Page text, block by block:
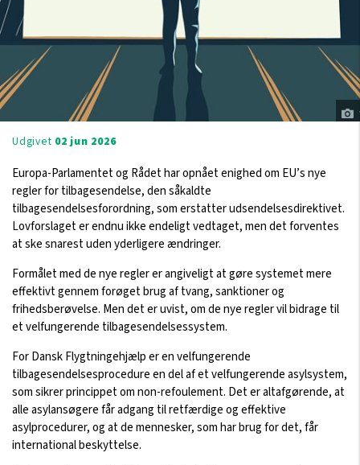
Udgivet 02 jun 2026
Europa-Parlamentet og Rådet har opnået enighed om EU’s nye
regler for tilbagesendelse, den såkaldte
tilbagesendelsesforordning, som erstatter udsendelsesdirektivet.
Lovforslaget er endnu ikke endeligt vedtaget, men det forventes
at ske snarest uden yderligere ændringer.
Formålet med de nye regler er angiveligt at gøre systemet mere
effektivt gennem forøget brug af tvang, sanktioner og
frihedsberøvelse. Men det er uvist, om de nye regler vil bidrage til
et velfungerende tilbagesendelsessystem.
For Dansk Flygtningehjælp er en velfungerende
tilbagesendelsesprocedure en del af et velfungerende asylsystem,
som sikrer princippet om non-refoulement. Det er altafgørende, at
alle asylansøgere får adgang til retfærdige og effektive
asylprocedurer, og at de mennesker, som har brug for det, får
international beskyttelse.